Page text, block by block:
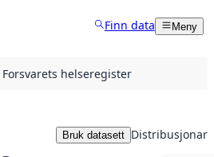
Finn data Meny
Forsvarets helseregister
Bruk datasett Distribusjonar